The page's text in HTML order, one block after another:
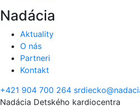
Nadácia
Aktuality
O nás
Partneri
Kontakt
+421 904 700 264
Nadácia Detského kardiocentra